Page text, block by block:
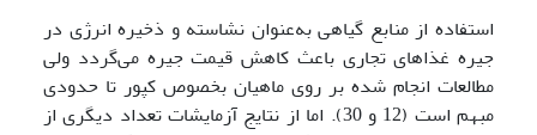
استفاده از منابع گیاهی به‌عنوان نشاسته و ذخیره انرژی در
جیره غذاهای تجاری باعث کاهش قیمت جیره می‌گردد ولی
مطالعات انجام شده بر روی ماهیان بخصوص کپور تا حدودی
مبهم است (12 و 30). اما از نتایج آزمایشات تعداد دیگری از